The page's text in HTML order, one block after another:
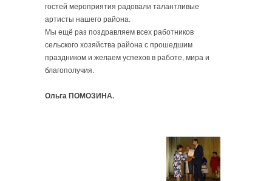
гостей мероприятия радовали талантливые
артисты нашего района.
Мы ещё раз поздравляем всех работников
сельского хозяйства района с прошедшим
праздником и желаем успехов в работе, мира и
благополучия.
Ольга ПОМОЗИНА.